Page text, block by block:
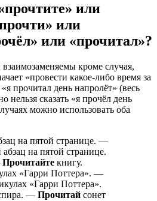
или
или
или «прочитал»?
кроме случая,
«провести какое-либо время за
прочитал день напролёт» (весь
нельзя сказать «я прочёл день
можно использовать оба
на пятой странице. —
абзац на пятой странице.
Прочитайте книгу.
«Гарри Поттера». —
«Гарри Поттера».
— Прочитай сонет